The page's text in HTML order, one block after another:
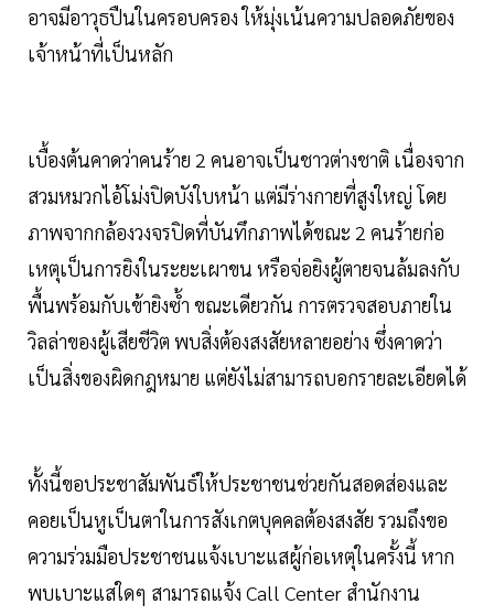
อาจมีอาวุธปืนในครอบครอง ให้มุ่งเน้นความปลอดภัยของ
เจ้าหน้าที่เป็นหลัก
เบื้องต้นคาดว่าคนร้าย 2 คนอาจเป็นชาวต่างชาติ เนื่องจาก
สวมหมวกไอ้โม่งปิดบังใบหน้า แต่มีร่างกายที่สูงใหญ่ โดย
ภาพจากกล้องวงจรปิดที่บันทึกภาพได้ขณะ 2 คนร้ายก่อ
เหตุเป็นการยิงในระยะเผาขน หรือจ่อยิงผู้ตายจนล้มลงกับ
พื้นพร้อมกับเข้ายิงซ้ำ ขณะเดียวกัน การตรวจสอบภายใน
วิลล่าของผู้เสียชีวิต พบสิ่งต้องสงสัยหลายอย่าง ซึ่งคาดว่า
เป็นสิ่งของผิดกฎหมาย แต่ยังไม่สามารถบอกรายละเอียดได้
ทั้งนี้ขอประชาสัมพันธ์ให้ประชาชนช่วยกันสอดส่องและ
คอยเป็นหูเป็นตาในการสังเกตบุคคลต้องสงสัย รวมถึงขอ
ความร่วมมือประชาชนแจ้งเบาะแสผู้ก่อเหตุในครั้งนี้ หาก
พบเบาะแสใดๆ สามารถแจ้ง Call Center สำนักงาน